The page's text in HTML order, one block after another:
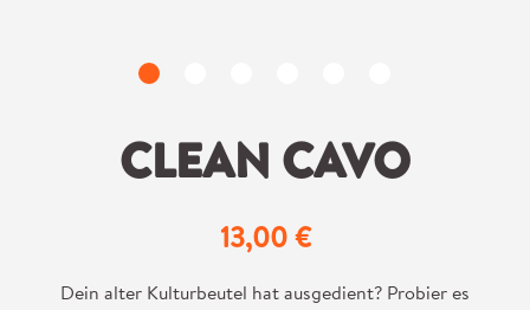
CLEAN CAVO
Regulärer Preis:
13,00 €
Dein alter Kulturbeutel hat ausgedient? Probier es